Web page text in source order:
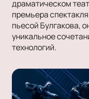
драматическом
премьера
пьесой Булгакова,
уникальное
технологий.